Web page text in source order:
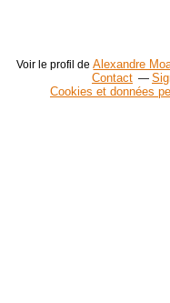
Voir le profil deAlexandre
Contact
Cookies et données